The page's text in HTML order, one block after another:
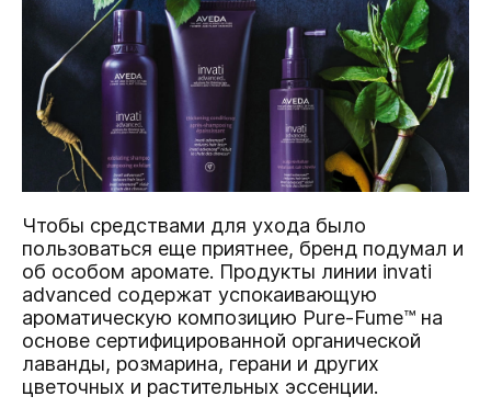
Чтобы средствами для ухода было
пользоваться еще приятнее, бренд подумал и
об особом аромате. Продукты линии invati
advanced содержат успокаивающую
ароматическую композицию Pure-Fume™ на
основе сертифицированной органической
лаванды, розмарина, герани и других
цветочных и растительных эссенции.